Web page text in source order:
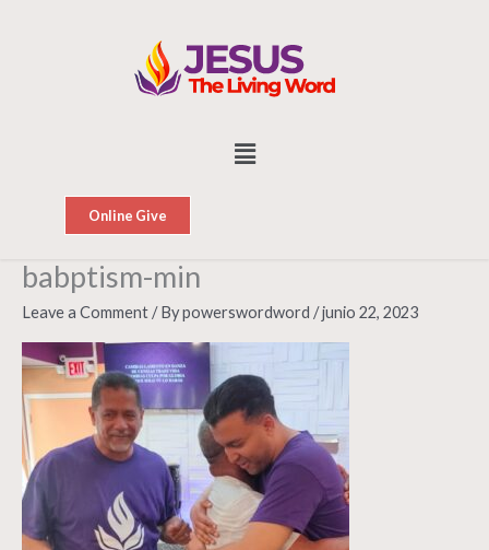
Menu
Online Give
babptism-min
Leave a Comment/ Bypowerswordword /junio 22, 2023